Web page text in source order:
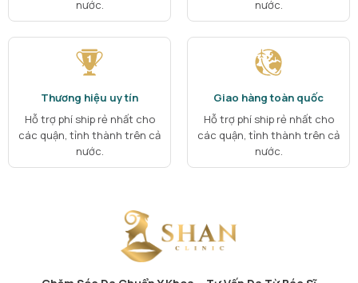
nước.
nước.
Thương hiệu uy tín
Hỗ trợ phí ship rẻ nhất cho
các quận, tỉnh thành trên cả
nước.
Giao hàng toàn quốc
Hỗ trợ phí ship rẻ nhất cho
các quận, tỉnh thành trên cả
nước.